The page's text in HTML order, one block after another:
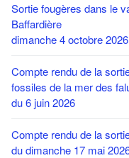
Sortie fougères dans le
Baffardière
dimanche 4 octobre 2026
Compte rendu de la
fossiles de la mer des
du 6 juin 2026
Compte rendu de la
du dimanche 17 mai